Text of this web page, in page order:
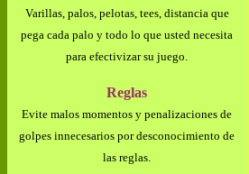
Varillas, palos, pelotas, tees, distancia que
pega cada palo y todo lo que usted necesita
para efectivizar su juego.
Reglas
Evite malos momentos y penalizaciones de
golpes innecesarios por desconocimiento de
las reglas.